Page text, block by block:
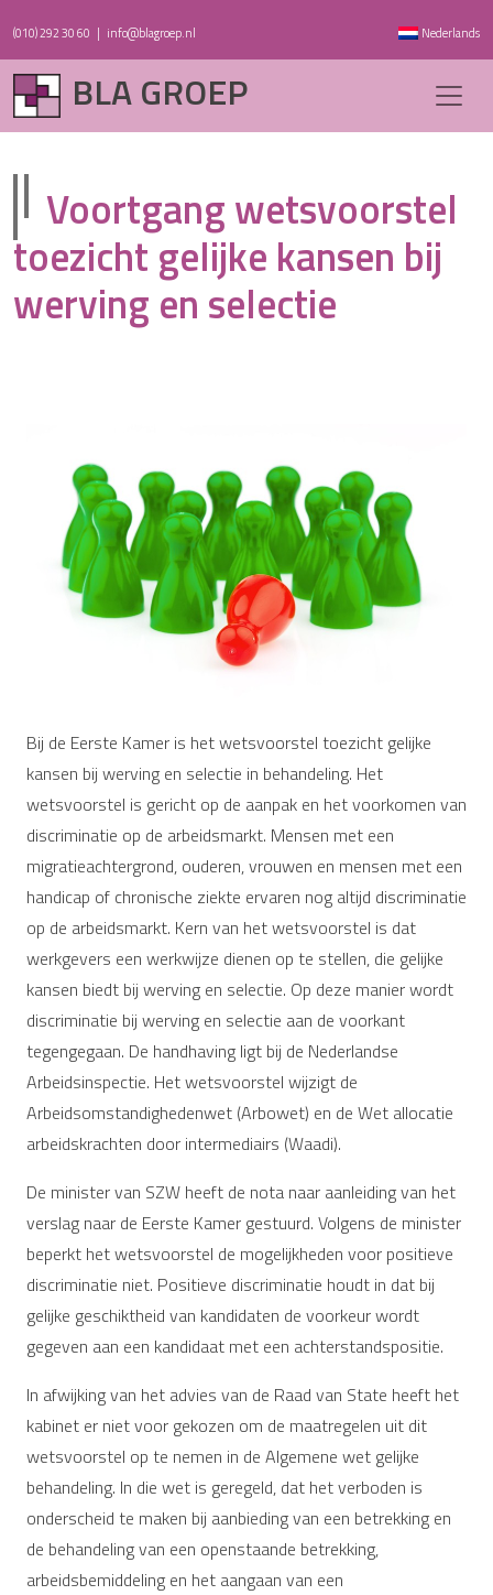
(010) 292 30 60 | info@blagroep.nl Nederlands
BLA GROEP
Voortgang wetsvoorstel
toezicht gelijke kansen bij
werving en selectie
Bij de Eerste Kamer is het wetsvoorstel toezicht gelijke
kansen bij werving en selectie in behandeling. Het
wetsvoorstel is gericht op de aanpak en het voorkomen van
discriminatie op de arbeidsmarkt. Mensen met een
migratieachtergrond, ouderen, vrouwen en mensen met een
handicap of chronische ziekte ervaren nog altijd discriminatie
op de arbeidsmarkt. Kern van het wetsvoorstel is dat
werkgevers een werkwijze dienen op te stellen, die gelijke
kansen biedt bij werving en selectie. Op deze manier wordt
discriminatie bij werving en selectie aan de voorkant
tegengegaan. De handhaving ligt bij de Nederlandse
Arbeidsinspectie. Het wetsvoorstel wijzigt de
Arbeidsomstandighedenwet (Arbowet) en de Wet allocatie
arbeidskrachten door intermediairs (Waadi).
De minister van SZW heeft de nota naar aanleiding van het
verslag naar de Eerste Kamer gestuurd. Volgens de minister
beperkt het wetsvoorstel de mogelijkheden voor positieve
discriminatie niet. Positieve discriminatie houdt in dat bij
gelijke geschiktheid van kandidaten de voorkeur wordt
gegeven aan een kandidaat met een achterstandspositie.
In afwijking van het advies van de Raad van State heeft het
kabinet er niet voor gekozen om de maatregelen uit dit
wetsvoorstel op te nemen in de Algemene wet gelijke
behandeling. In die wet is geregeld, dat het verboden is
onderscheid te maken bij aanbieding van een betrekking en
de behandeling van een openstaande betrekking,
arbeidsbemiddeling en het aangaan van een